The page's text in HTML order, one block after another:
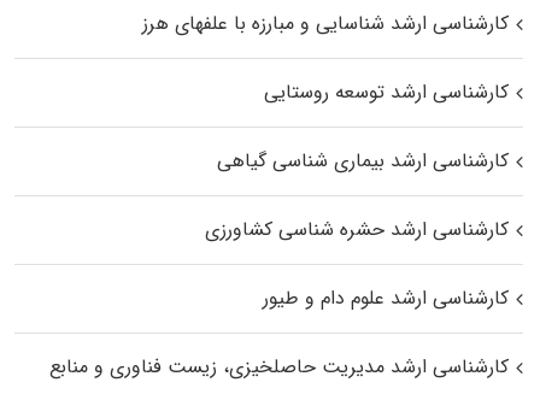
کارشناسی ارشد شناسایی و مبارزه با علفهای هرز
کارشناسی ارشد توسعه روستایی
کارشناسی ارشد بیماری‌ شناسی گیاهی
کارشناسی ارشد حشره‌ شناسی کشاورزی
کارشناسی ارشد علوم دام و طیور
کارشناسی ارشد مدیریت حاصلخیزی، زیست فناوری و منابع